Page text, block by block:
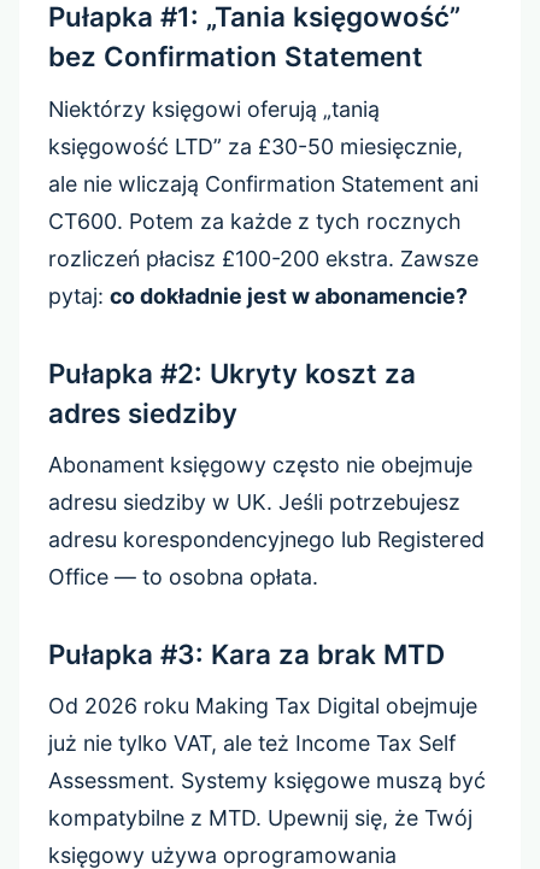
Pułapka #1: „Tania księgowość”
bez Confirmation Statement
Niektórzy księgowi oferują „tanią
księgowość LTD” za £30-50 miesięcznie,
ale nie wliczają Confirmation Statement ani
CT600. Potem za każde z tych rocznych
rozliczeń płacisz £100-200 ekstra. Zawsze
pytaj: co dokładnie jest w abonamencie?
Pułapka #2: Ukryty koszt za
adres siedziby
Abonament księgowy często nie obejmuje
adresu siedziby w UK. Jeśli potrzebujesz
adresu korespondencyjnego lub Registered
Office — to osobna opłata.
Pułapka #3: Kara za brak MTD
Od 2026 roku Making Tax Digital obejmuje
już nie tylko VAT, ale też Income Tax Self
Assessment. Systemy księgowe muszą być
kompatybilne z MTD. Upewnij się, że Twój
księgowy używa oprogramowania